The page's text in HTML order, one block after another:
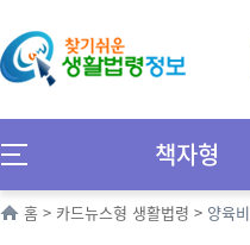
책자형
홈 > 카드뉴스형 생활법령 > 양육비